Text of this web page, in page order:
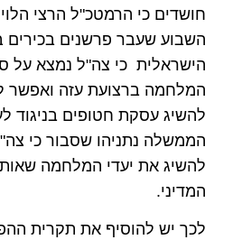
חושדים כי הרמטכ"ל הרצי
השבוע שעבר פרשנים בכירים
הישראלית כי צה"ל נמצא על
המלחמה ברצועת עזה ואפשר
להשיג עסקת חטופים בניגוד
הממשלה נתניהו שסבור כי
להשיג את יעדי המלחמה
המדיני.
לכך יש להוסיף את תקרית